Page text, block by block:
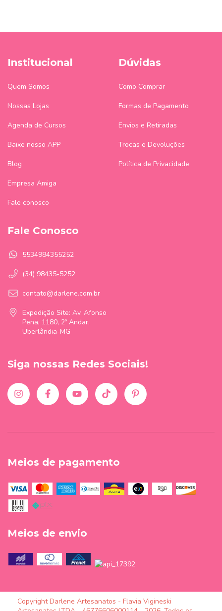
Institucional
Quem Somos
Nossas Lojas
Agenda de Cursos
Baixe nosso APP
Blog
Empresa Amiga
Fale conosco
Dúvidas
Como Comprar
Formas de Pagamento
Envios e Retiradas
Trocas e Devoluções
Política de Privacidade
Fale Conosco
5534984355252
(34) 98435-5252
contato@darlene.com.br
Expedição Site: Av. Afonso
Pena, 1180, 2º Andar,
Uberlândia-MG
Siga nossas Redes Sociais!
Meios de pagamento
Meios de envio
Copyright Darlene Artesanatos - Flavia Vigineski